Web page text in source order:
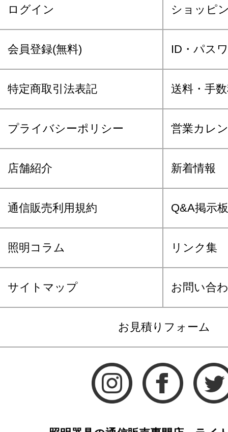
ログイン ショッピ
会員登録(無料) ID・パス
特定商取引法表記 送料・手
プライバシーポリシー 営業カレ
店舗紹介 新着情報
通信販売利用規約 Q&A掲示板
照明コラム リンク集
サイトマップ お問い合
お見積りフォーム